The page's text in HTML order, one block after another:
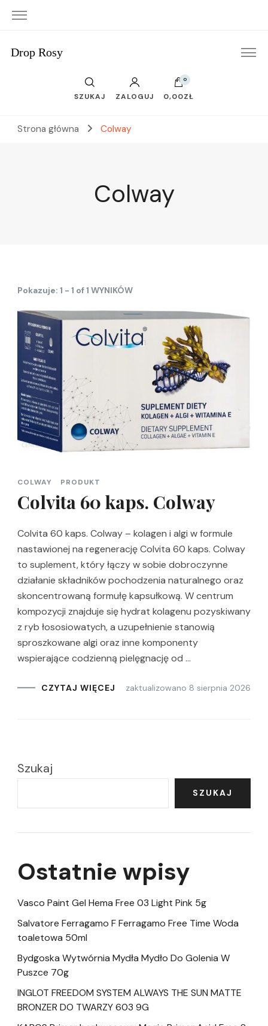
Drop Rosy
SZUKAJ ZALOGUJ
0
0,00ZŁ
Strona główna Colway
Colway
Pokazuje: 1 - 1 of 1 WYNIKÓW
COLWAY PRODUKT
Colvita 60 kaps. Colway
Colvita 60 kaps. Colway – kolagen i algi w formule
nastawionej na regenerację Colvita 60 kaps. Colway
to suplement, który łączy w sobie dobroczynne
działanie składników pochodzenia naturalnego oraz
skoncentrowaną formułę kapsułkową. W centrum
kompozycji znajduje się hydrat kolagenu pozyskiwany
z ryb łososiowatych, a uzupełnienie stanowią
sproszkowane algi oraz inne komponenty
wspierające codzienną pielęgnację od …
CZYTAJ WIĘCEJ zaktualizowano 8 sierpnia 2026
Szukaj
SZUKAJ
Ostatnie wpisy
Vasco Paint Gel Hema Free 03 Light Pink 5g
Salvatore Ferragamo F Ferragamo Free Time Woda
toaletowa 50ml
Bydgoska Wytwórnia Mydła Mydło Do Golenia W
Puszce 70g
INGLOT FREEDOM SYSTEM ALWAYS THE SUN MATTE
BRONZER DO TWARZY 603 9G